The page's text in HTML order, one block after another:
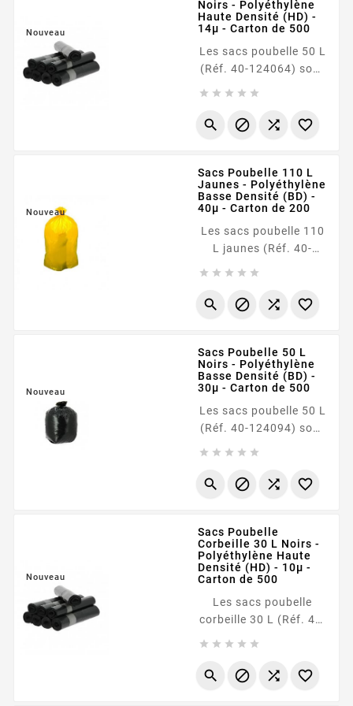
sacs standards, leur
composition BD leur
confère une élasticité
supérieure, les rendant
résistants à la
Nouveau
Noirs - Polyéthylène
Haute Densité (HD) -
14µ - Carton de 500
Les sacs poubelle 50 L
(Réf. 40-124064) sont
densité (HD) avec une
Spécialement conçus
pour la collecte de
déchets légers, ils
bénéficient d'une
soudure en étoile qui
    
   
Nouveau
Sacs Poubelle 110 L
Jaunes - Polyéthylène
Basse Densité (BD) -
40µ - Carton de 200
Les sacs poubelle 110
L jaunes (Réf. 40-
densité (BD) avec une
couleur jaune vive
facilite l'identification
immédiate des flux de
déchets, ce qui les
rend parfaits pour le
protocoles...
    
   
Nouveau
Sacs Poubelle 50 L
Noirs - Polyéthylène
Basse Densité (BD) -
30µ - Carton de 500
Les sacs poubelle 50 L
(Réf. 40-124094) sont
densité (BD) avec une
matière haut de
gamme leur confère
une élasticité
supérieure, les rendant
particulièrement
résistants à la
aux...
    
   
Nouveau
Sacs Poubelle
Corbeille 30 L Noirs -
Polyéthylène Haute
Densité (HD) - 10µ -
Carton de 500
Les sacs poubelle
corbeille 30 L (Réf. 40-
pour la collecte des
    
   